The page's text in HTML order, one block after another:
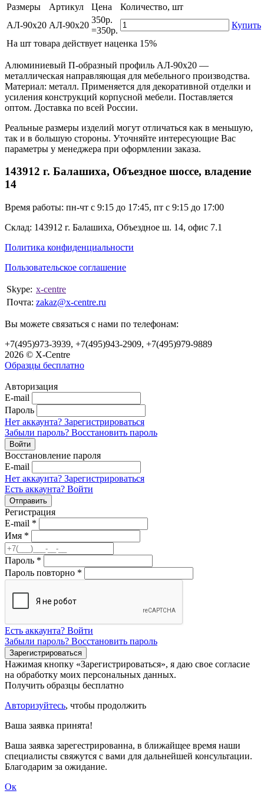
Размеры
Артикул Цена
Количество, шт
АЛ-90х20 АЛ-90х20
350р.
=350р.
Купить
На шт товара действует наценка 15%
Алюминиевый П-образный профиль АЛ-90х20 —
металлическая направляющая для мебельного производства.
Материал: металл. Применяется для декоративной отделки и
усиления конструкций корпусной мебели. Поставляется
оптом. Доставка по всей России.
Реальные размеры изделий могут отличаться как в меньшую,
так и в большую стороны. Уточняйте интересующие Вас
параметры у менеджера при оформлении заказа.
143912 г. Балашиха, Объездное шоссе, владение
14
Время работы: пн-чт с 9:15 до 17:45, пт с 9:15 до 17:00
Склад: 143912 г. Балашиха, Объездное ш. 14, офис 7.1
Политика конфиденциальности
Пользовательское соглашение
Skype: x-centre
Почта: zakaz@x-centre.ru
Вы можете связаться с нами по телефонам:
+7(495)973-3939, +7(495)943-2909, +7(495)979-9889
2026 © X-Centre
Образцы бесплатно
Авторизация
E-mail
Пароль
Нет аккаунта? Зарегистрироваться
Забыли пароль? Восстановить пароль
Восстановление пароля
E-mail
Нет аккаунта? Зарегистрироваться
Есть аккаунта? Войти
Регистрация
E-mail *
Имя *
Пароль *
Пароль повторно *
Есть аккаунта? Войти
Забыли пароль? Восстановить пароль
Нажимая кнопку «Зарегистрироваться», я даю свое согласие
на обработку моих персональных данных.
Получить образцы бесплатно
Авторизуйтесь, чтобы продолжить
Ваша заявка принята!
Ваша заявка зарегестрированна, в ближайщее время наши
специалисты свяжутся с вами для дальнейшей консультации.
Благодарим за ожидание.
Ок